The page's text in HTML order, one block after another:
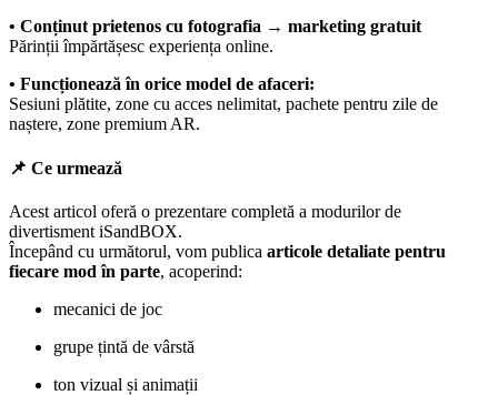
• Conținut prietenos cu fotografia → marketing gratuit
Părinții împărtășesc experiența online.
• Funcționează în orice model de afaceri:
Sesiuni plătite, zone cu acces nelimitat, pachete pentru zile de
naștere, zone premium AR.
📌 Ce urmează
Acest articol oferă o prezentare completă a modurilor de
divertisment iSandBOX.
Începând cu următorul, vom publica articole detaliate pentru
fiecare mod în parte, acoperind:
mecanici de joc
grupe țintă de vârstă
ton vizual și animații